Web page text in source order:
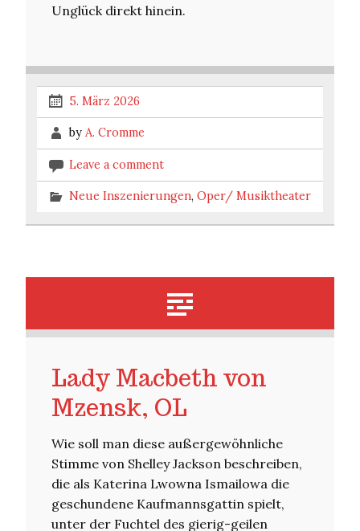
Unglück direkt hinein.
5. März 2026
by A. Cromme
Leave a comment
Neue Inszenierungen, Oper/ Musiktheater
Lady Macbeth von
Mzensk, OL
Wie soll man diese außergewöhnliche
Stimme von Shelley Jackson beschreiben,
die als Katerina Lwowna Ismailowa die
geschundene Kaufmannsgattin spielt,
unter der Fuchtel des gierig-geilen